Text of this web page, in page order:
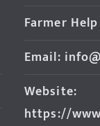
Farmer
Email:
Website:
https://